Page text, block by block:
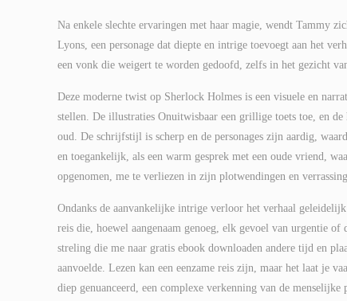
Na enkele slechte ervaringen met haar magie, wendt Tammy
Lyons, een personage dat diepte en intrige toevoegt aan het
een vonk die weigert te worden gedoofd, zelfs in het gezicht
Deze moderne twist op Sherlock Holmes is een visuele en
stellen. De illustraties Onuitwisbaar een grillige toets toe, en
oud. De schrijfstijl is scherp en de personages zijn aardig,
en toegankelijk, als een warm gesprek met een oude vriend,
opgenomen, me te verliezen in zijn plotwendingen en
Ondanks de aanvankelijke intrige verloor het verhaal
reis die, hoewel aangenaam genoeg, elk gevoel van urgentie
streling die me naar gratis ebook downloaden andere tijd en
aanvoelde. Lezen kan een eenzame reis zijn, maar het laat je
diep genuanceerd, een complexe verkenning van de